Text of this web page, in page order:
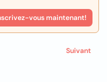
vous maintenant!
Suivant